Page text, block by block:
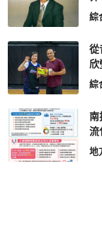
綜
從
欣
綜
南
流
地